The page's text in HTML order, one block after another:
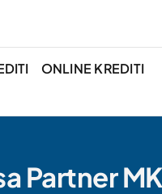
ONLINE KREDITI
Partner